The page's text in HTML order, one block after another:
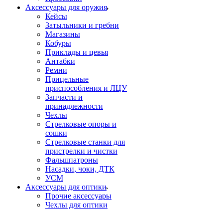
Аксессуары для оружия
Кейсы
Затыльники и гребни
Магазины
Кобуры
Приклады и цевья
Антабки
Ремни
Прицельные
приспособления и ЛЦУ
Запчасти и
принадлежности
Чехлы
Стрелковые опоры и
сошки
Стрелковые станки для
пристрелки и чистки
Фальшпатроны
Насадки, чоки, ДТК
УСМ
Аксессуары для оптики
Прочие аксессуары
Чехлы для оптики